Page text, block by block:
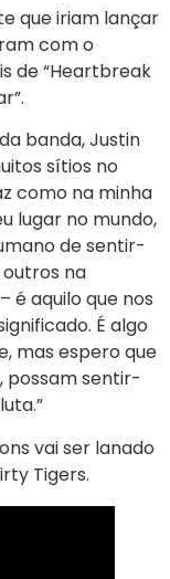
que iriam lançar
com o
de “Heartbreak
banda, Justin
sítios no
como na minha
lugar no mundo,
de sentir-
na
é aquilo que nos
É algo
mas espero que
possam sentir-
vai ser lanado
Tigers.